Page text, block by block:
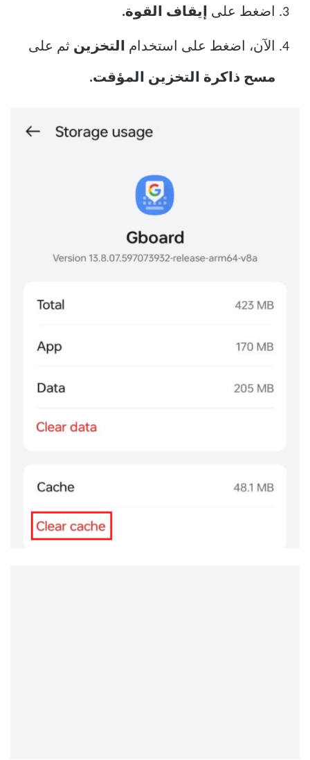
اضغط على إيقاف القوة.
الآن، اضغط على استخدام التخزين ثم على
مسح ذاكرة التخزين المؤقت.